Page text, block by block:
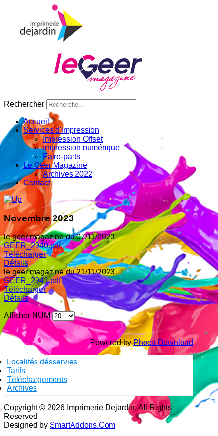
Rechercher
Accueil
Services d'impression
Impression Offset
Impression numérique
Faire-parts
Le Geer Magazine
Archives 2022
Contact
Novembre 2023
le geer magazine du 07/11/2023
GEER_2940.pdf
Télécharger
Détails
le geer magazine du 21/11/2023
GEER_2941.pdf
Télécharger
Détails
Afficher NUM
Powered byPhoca Download
Localités désservies
Tarifs
Téléchargements
Archives
Copyright © 2026 Imprimerie Dejardin. All Rights
Reserved
Designed by SmartAddons.Com